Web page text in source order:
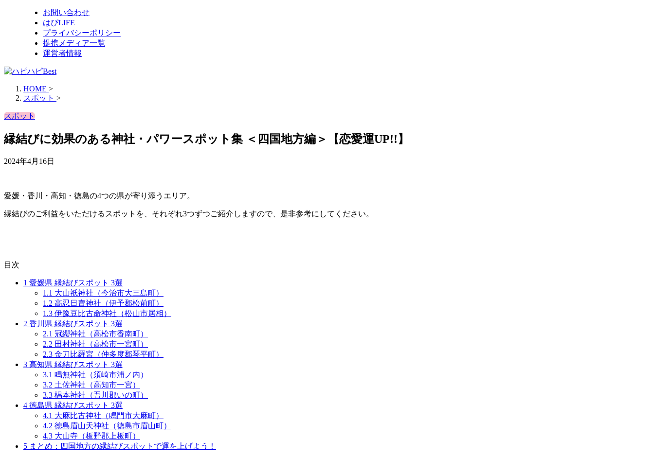
お問い合わせ
はぴLIFE
プライバシーポリシー
提携メディア一覧
運営者情報
HOME >
スポット >
スポット
縁結びに効果のある神社・パワースポット集 ＜四国地方編＞【恋愛運UP!!】
2024年4月16日
愛媛・香川・高知・徳島の4つの県が寄り添うエリア。
縁結びのご利益をいただけるスポットを、それぞれ3つずつご紹介しますので、是非参考にしてください。
目次
1 愛媛県 縁結びスポット 3選
1.1 大山祇神社（今治市大三島町）
1.2 高忍日賣神社（伊予郡松前町）
1.3 伊豫豆比古命神社（松山市居相）
2 香川県 縁結びスポット 3選
2.1 冠纓神社（高松市香南町）
2.2 田村神社（高松市一宮町）
2.3 金刀比羅宮（仲多度郡琴平町）
3 高知県 縁結びスポット 3選
3.1 鳴無神社（須崎市浦ノ内）
3.2 土佐神社（高知市一宮）
3.3 椙本神社（吾川郡いの町）
4 徳島県 縁結びスポット 3選
4.1 大麻比古神社（鳴門市大麻町）
4.2 徳島眉山天神社（徳島市眉山町）
4.3 大山寺（板野郡上板町）
5 まとめ：四国地方の縁結びスポットで運を上げよう！